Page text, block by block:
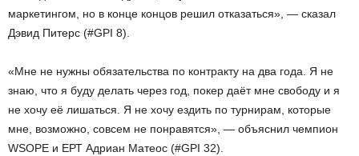
маркетингом, но в конце концов решил отказаться», — сказал
Дэвид Питерс (#GPI 8).
«Мне не нужны обязательства по контракту на два года. Я не
знаю, что я буду делать через год, покер даёт мне свободу и я
не хочу её лишаться. Я не хочу ездить по турнирам, которые
мне, возможно, совсем не понравятся», — объяснил чемпион
WSOPE и ЕРТ Адриан Матеос (#GPI 32).